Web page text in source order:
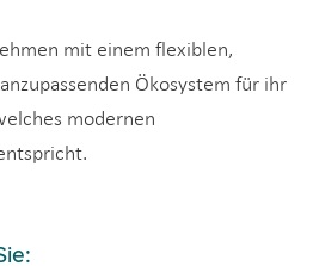
mit einem flexiblen,
Ökosystem für ihr
modernen